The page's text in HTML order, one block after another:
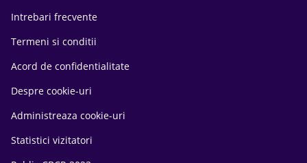
Intrebari frecvente
Termeni si conditii
Acord de confidentialitate
Despre cookie-uri
Administreaza cookie-uri
Statistici vizitatori